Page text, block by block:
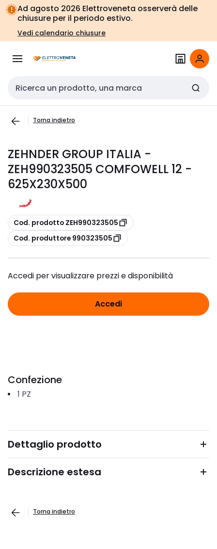
Vai alla
navigazione
Vai
alla
pagina
Ad agosto 2026 Elettroveneta osserverà delle
chiusure per il periodo estivo.
Vedi calendario chiusure
Cerca input
Torna indietro
ZEHNDER GROUP ITALIA -
ZEH990323505 COMFOWELL 12 -
625X230X500
copia
Cod. prodotto ZEH990323505
copia
Cod. produttore 990323505
Accedi per visualizzare prezzi e disponibilità
Accedi
Confezione
1 PZ
Dettaglio prodotto
Descrizione estesa
Torna indietro